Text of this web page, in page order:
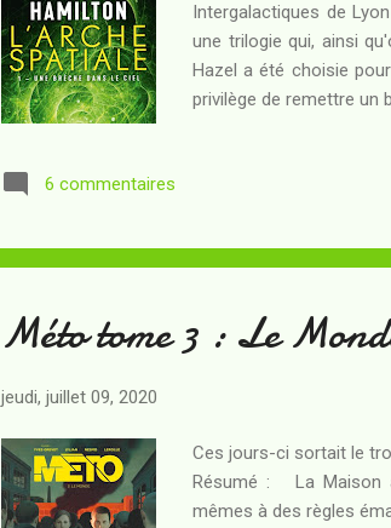
Intergalactiques de
une trilogie qui, ainsi
Hazel a été choisie
privilège de remettre un
dépendre de
instaurée par la
6 commentaires
Méto tome 3 : Le
jeudi, juillet 09, 2020
Ces jours-ci sortait le
Résumé : La Maison
mêmes à des règles